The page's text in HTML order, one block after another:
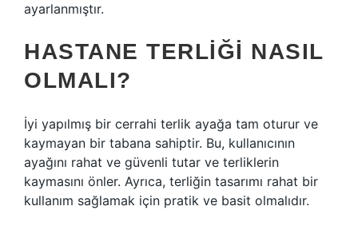
ayarlanmıştır.
HASTANE TERLIĞI NASIL
OLMALI?
İyi yapılmış bir cerrahi terlik ayağa tam oturur ve
kaymayan bir tabana sahiptir. Bu, kullanıcının
ayağını rahat ve güvenli tutar ve terliklerin
kaymasını önler. Ayrıca, terliğin tasarımı rahat bir
kullanım sağlamak için pratik ve basit olmalıdır.